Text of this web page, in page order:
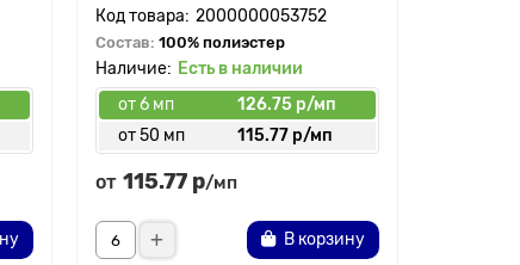
2000000053752
Состав: 100% полиэстер
Есть в наличии
от 6 мп
126.75 р/мп
от 50 мп
115.77 р/мп
от 115.77 р/мп
В корзину